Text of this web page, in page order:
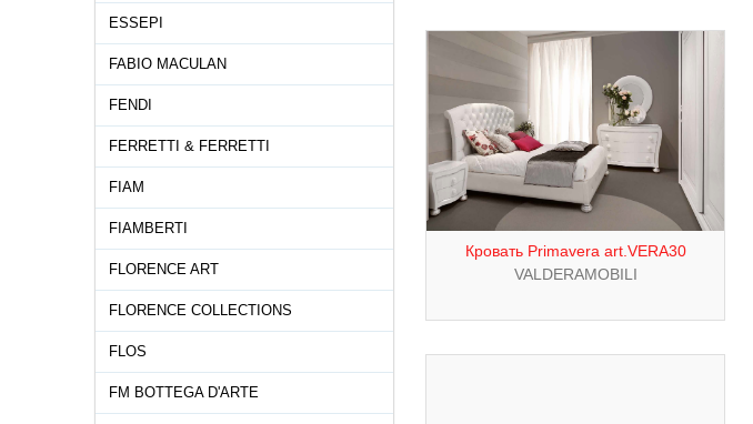
ESSEPI
FABIO MACULAN
FENDI
FERRETTI & FERRETTI
FIAM
FIAMBERTI
FLORENCE ART
FLORENCE COLLECTIONS
FLOS
FM BOTTEGA D'ARTE
Кровать Primavera art.VERA30
VALDERAMOBILI